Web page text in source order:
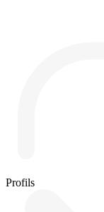
Profils